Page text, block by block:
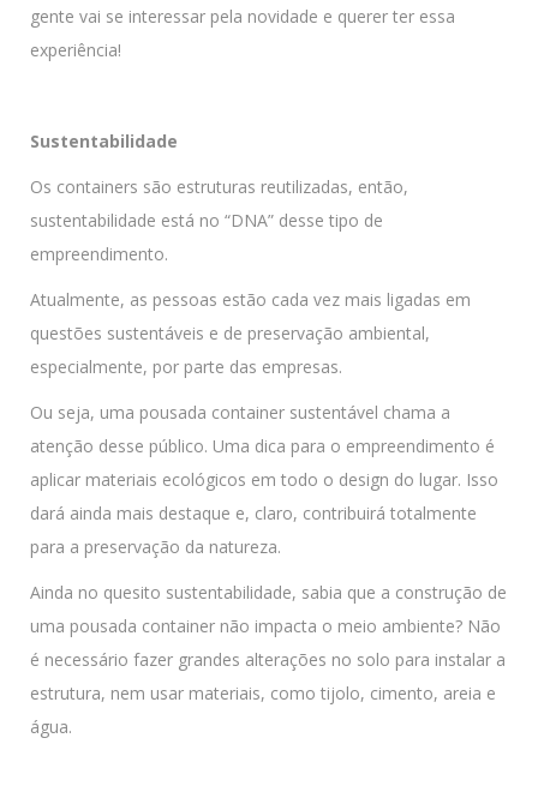
gente vai se interessar pela novidade e querer ter essa
experiência!
Sustentabilidade
Os containers são estruturas reutilizadas, então,
sustentabilidade está no “DNA” desse tipo de
empreendimento.
Atualmente, as pessoas estão cada vez mais ligadas em
questões sustentáveis e de preservação ambiental,
especialmente, por parte das empresas.
Ou seja, uma pousada container sustentável chama a
atenção desse público. Uma dica para o empreendimento é
aplicar materiais ecológicos em todo o design do lugar. Isso
dará ainda mais destaque e, claro, contribuirá totalmente
para a preservação da natureza.
Ainda no quesito sustentabilidade, sabia que a construção de
uma pousada container não impacta o meio ambiente? Não
é necessário fazer grandes alterações no solo para instalar a
estrutura, nem usar materiais, como tijolo, cimento, areia e
água.